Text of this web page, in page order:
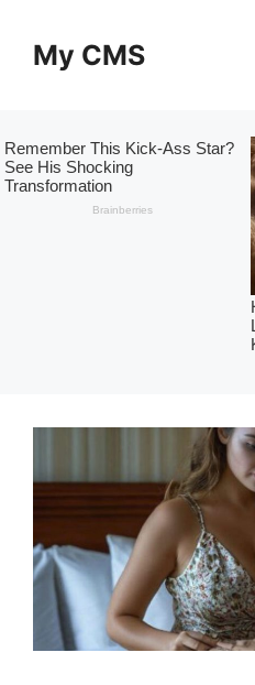
contentMy CMS